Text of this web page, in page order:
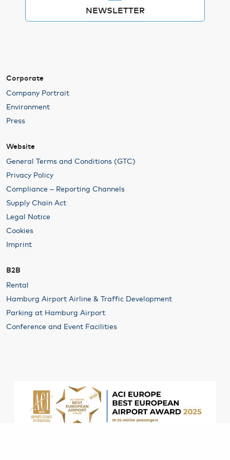
NEWSLETTER
Corporate
Company Portrait
Environment
Press
Website
General Terms and Conditions (GTC)
Privacy Policy
Compliance – Reporting Channels
Supply Chain Act
Legal Notice
Cookies
Imprint
B2B
Rental
Hamburg Airport Airline & Traffic Development
Parking at Hamburg Airport
Conference and Event Facilities